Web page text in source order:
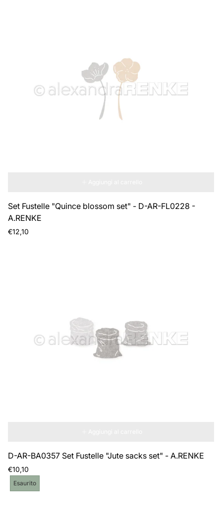
Set Fustelle "Quince blossom set" - D-AR-FL0228 -
A.RENKE
Prezzo
€12,10
D-AR-BA0357 Set Fustelle "Jute sacks set" - A.RENKE
Prezzo
normale
€10,10
Etichetta
del
Esaurito